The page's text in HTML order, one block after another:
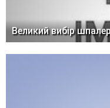
Великий вибір